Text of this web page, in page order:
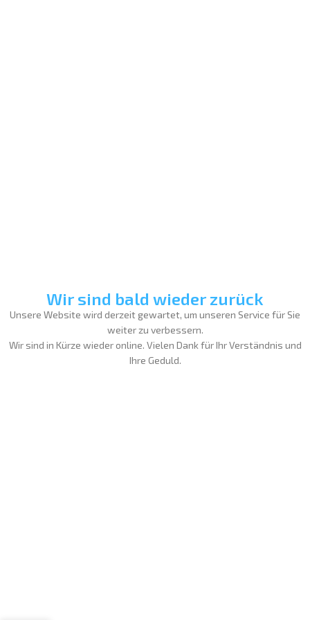
Wir sind bald wieder zurück
Unsere Website wird derzeit gewartet, um unseren Service für Sie
weiter zu verbessern.
Wir sind in Kürze wieder online. Vielen Dank für Ihr Verständnis und
Ihre Geduld.